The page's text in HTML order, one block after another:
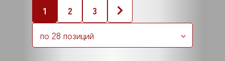
1 2
3
по 28 позиций